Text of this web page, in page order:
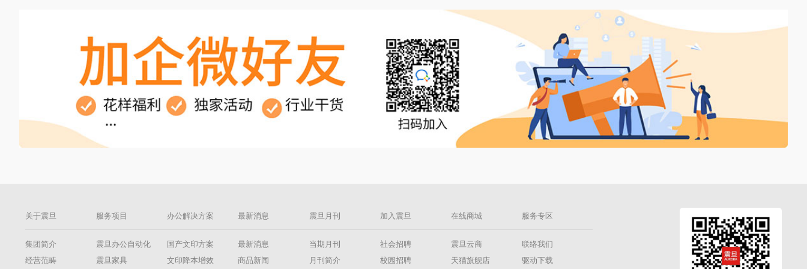
关于震旦
集团简介
经营范畴
服务项目
震旦办公自动化
震旦家具
办公解决方案
国产文印方案
文印降本增效
最新消息
最新消息
商品新闻
震旦月刊
当期月刊
月刊简介
加入震旦
社会招聘
校园招聘
在线商城
震旦云商
天猫旗舰店
服务专区
联络我们
驱动下载